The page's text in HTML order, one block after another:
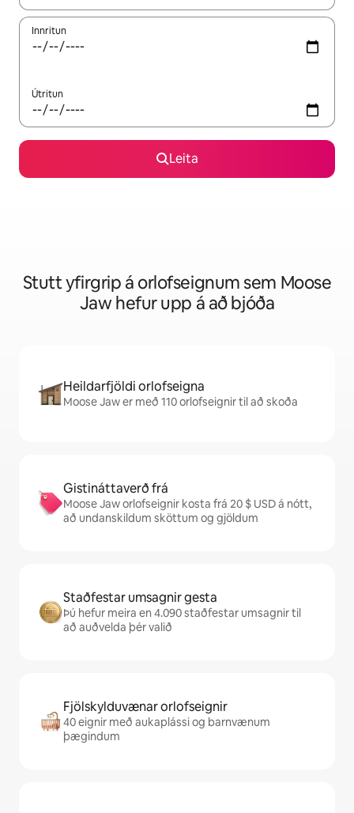
Innritun
Útritun
Leita
Stutt yfirgrip á orlofseignum sem Moose
Jaw hefur upp á að bjóða
Heildarfjöldi orlofseigna
Moose Jaw er með 110 orlofseignir til að skoða
Gistináttaverð frá
Moose Jaw orlofseignir kosta frá 20 $ USD á nótt,
að undanskildum sköttum og gjöldum
Staðfestar umsagnir gesta
Þú hefur meira en 4.090 staðfestar umsagnir til
að auðvelda þér valið
Fjölskylduvænar orlofseignir
40 eignir með aukaplássi og barnvænum
þægindum